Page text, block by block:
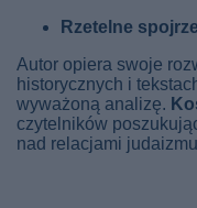
Rzetelne
Autor opiera swoje
historycznych i
wyważoną analizę.
czytelników
nad relacjami